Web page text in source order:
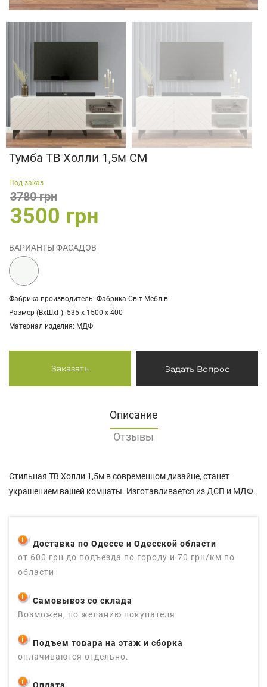
Тумба ТВ Холли 1,5м СМ
Под заказ
3500 грн
3780 грн
ВАРИАНТЫ ФАСАДОВ
Фабрика-производитель: Фабрика Світ Меблів
Размер (ВхШхГ): 535 х 1500 х 400
Материал изделия: МДФ
Заказать Задать Вопрос
Доставка по Одессе и Одесской области
от 600 грн до подъезда по городу и 70 грн/км по
области
Самовывоз со склада
Возможен, по желанию покупателя
Подъем товара на этаж и сборка
оплачиваются отдельно.
Оплата
Описание
Отзывы
Стильная ТВ Холли 1,5м в современном дизайне, станет
украшением вашей комнаты. Изготавливается из ДСП и МДФ.